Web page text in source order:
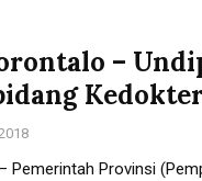
–
Pemerintah Provinsi